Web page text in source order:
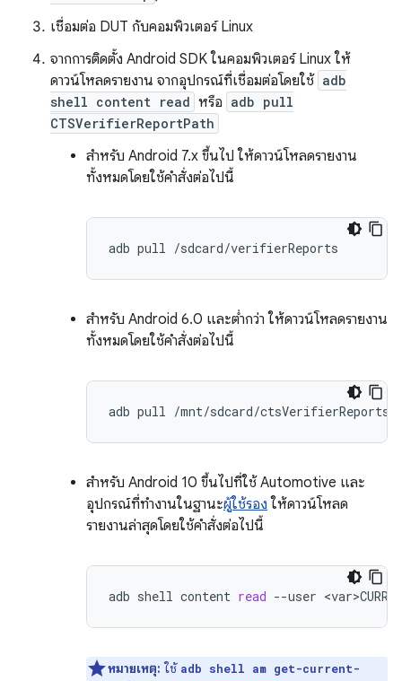
เชื่อมต่อ DUT กับคอมพิวเตอร์ Linux
จากการติดตั้ง Android SDK ในคอมพิวเตอร์ Linux ให้
ดาวน์โหลดรายงาน จากอุปกรณ์ที่เชื่อมต่อโดยใช้ adb
shell content read หรือ adb pull
CTSVerifierReportPath
สำหรับ Android 7.x ขึ้นไป ให้ดาวน์โหลดรายงาน
ทั้งหมดโดยใช้คำสั่งต่อไปนี้
adb pull
สำหรับ Android 6.0 และต่ำกว่า ให้ดาวน์โหลดรายงาน
ทั้งหมดโดยใช้คำสั่งต่อไปนี้
adb pull
สำหรับ Android 10 ขึ้นไปที่ใช้ Automotive และ
อุปกรณ์ที่ทำงานในฐานะผู้ใช้รอง ให้ดาวน์โหลด
รายงานล่าสุดโดยใช้คำสั่งต่อไปนี้
adb shell content read --user
หมายเหตุ: ใช้ adb shell am get-current-